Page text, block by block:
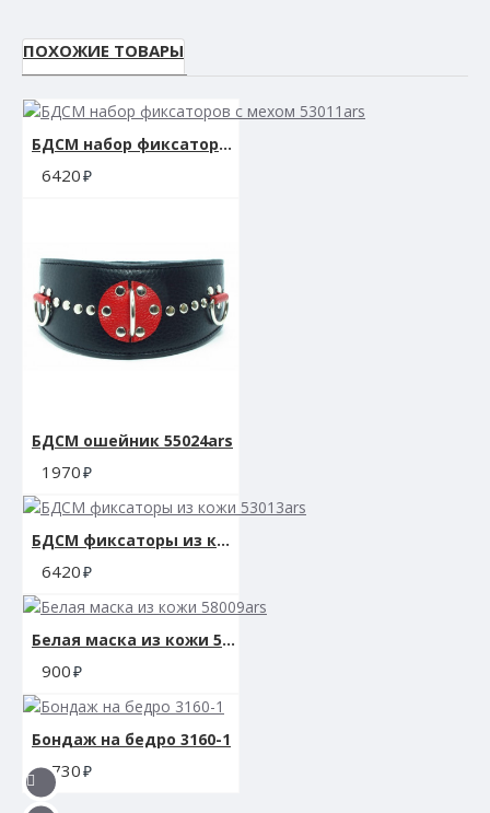
ПОХОЖИЕ ТОВАРЫ
БДСМ набор фиксаторов с мехом 53011ars
6420
БДСМ ошейник 55024ars
1970
БДСМ фиксаторы из кожи 53013ars
6420
Белая маска из кожи 58009ars
900
Бондаж на бедро 3160-1
1730